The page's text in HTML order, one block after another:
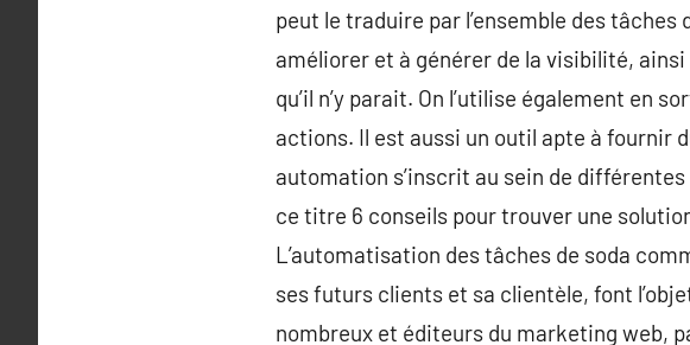
peut le traduire par l’ensemble des
améliorer et à générer de la visibilité,
qu’il n’y parait. On l’utilise également en
actions. Il est aussi un outil apte à fournir
automation s’inscrit au sein de
ce titre 6 conseils pour trouver une
L’automatisation des tâches de soda
ses futurs clients et sa clientèle, font
nombreux et éditeurs du marketing web,